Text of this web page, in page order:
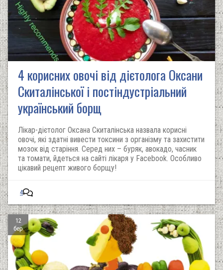
4 корисних овочі від дієтолога Оксани
Скиталінської і постіндустріальний
український борщ
Лікар-дієтолог Оксана Скиталінська назвала корисні
овочі, які здатні вивести токсини з організму та захистити
мозок від старіння. Серед них – буряк, авокадо, часник
та томати, йдеться на сайті лікаря у Facebook. Особливо
цікавий рецепт живого борщу!
4
12
бер